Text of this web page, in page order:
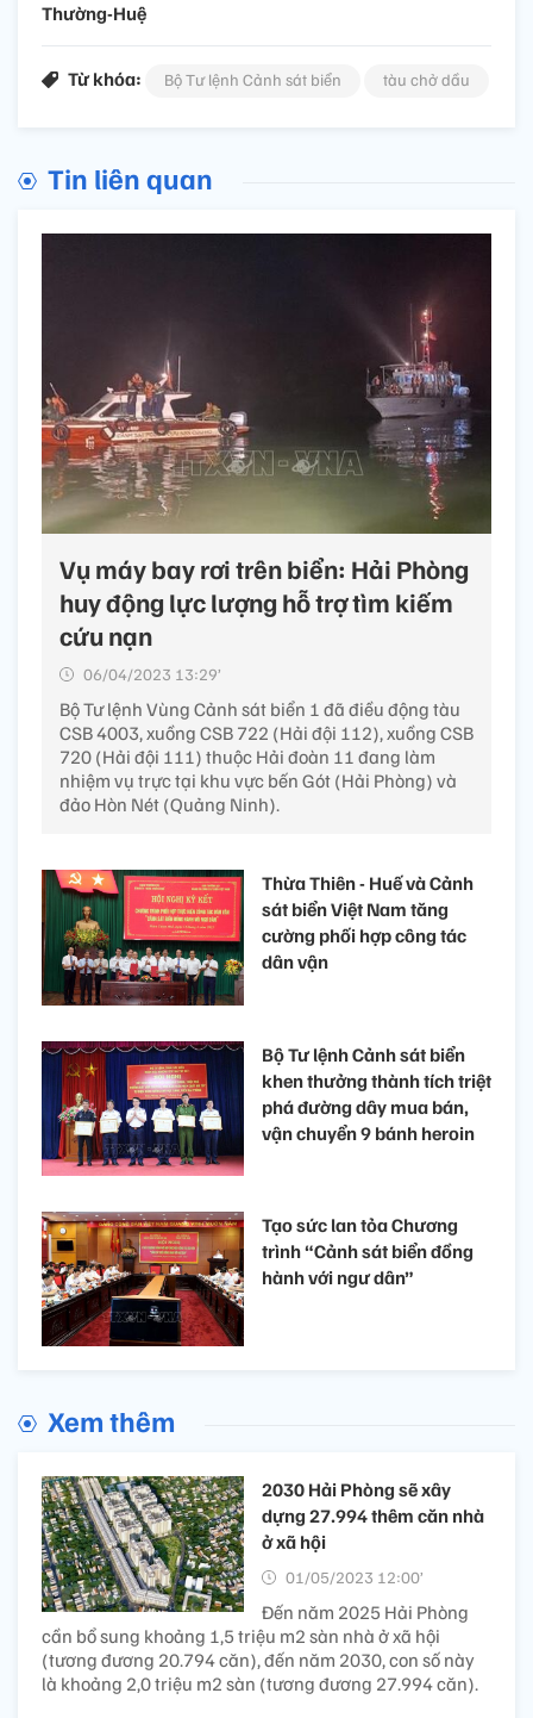
Thường-Huệ
Từ khóa: Bộ Tư lệnh Cảnh sát biển tàu chở dầu
Tin liên quan
Vụ máy bay rơi trên biển: Hải Phòng
huy động lực lượng hỗ trợ tìm kiếm
cứu nạn
06/04/2023 13:29’
Bộ Tư lệnh Vùng Cảnh sát biển 1 đã điều động tàu
CSB 4003, xuồng CSB 722 (Hải đội 112), xuồng CSB
720 (Hải đội 111) thuộc Hải đoàn 11 đang làm
nhiệm vụ trực tại khu vực bến Gót (Hải Phòng) và
đảo Hòn Nét (Quảng Ninh).
Thừa Thiên - Huế và Cảnh
sát biển Việt Nam tăng
cường phối hợp công tác
dân vận
Bộ Tư lệnh Cảnh sát biển
khen thưởng thành tích triệt
phá đường dây mua bán,
vận chuyển 9 bánh heroin
Tạo sức lan tỏa Chương
trình “Cảnh sát biển đồng
hành với ngư dân”
Xem thêm
2030 Hải Phòng sẽ xây
dựng 27.994 thêm căn nhà
ở xã hội
01/05/2023 12:00’
Đến năm 2025 Hải Phòng
cần bổ sung khoảng 1,5 triệu m2 sàn nhà ở xã hội
(tương đương 20.794 căn), đến năm 2030, con số này
là khoảng 2,0 triệu m2 sàn (tương đương 27.994 căn).